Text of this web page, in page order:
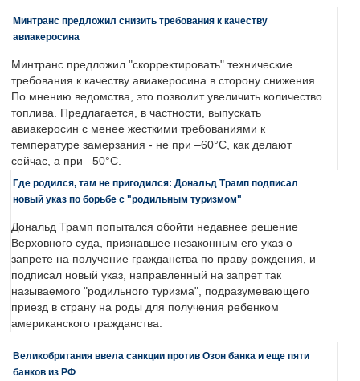
Минтранс предложил снизить требования к качеству
авиакеросина
Минтранс предложил "скорректировать" технические
требования к качеству авиакеросина в сторону снижения.
По мнению ведомства, это позволит увеличить количество
топлива. Предлагается, в частности, выпускать
авиакеросин с менее жесткими требованиями к
температуре замерзания - не при –60°C, как делают
сейчас, а при –50°C.
Где родился, там не пригодился: Дональд Трамп подписал
новый указ по борьбе с "родильным туризмом"
Дональд Трамп попытался обойти недавнее решение
Верховного суда, признавшее незаконным его указ о
запрете на получение гражданства по праву рождения, и
подписал новый указ, направленный на запрет так
называемого "родильного туризма", подразумевающего
приезд в страну на роды для получения ребенком
американского гражданства.
Великобритания ввела санкции против Озон банка и еще пяти
банков из РФ